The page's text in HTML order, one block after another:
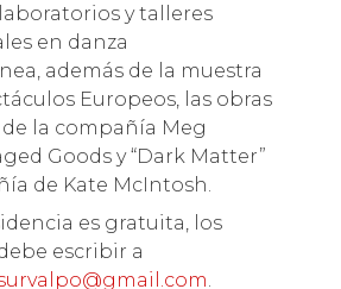
y talleres
en danza
además de la muestra
Europeos, las obras
de la compañía Meg
Goods y “Dark Matter”
de Kate McIntosh.
es gratuita, los
escribir a
.